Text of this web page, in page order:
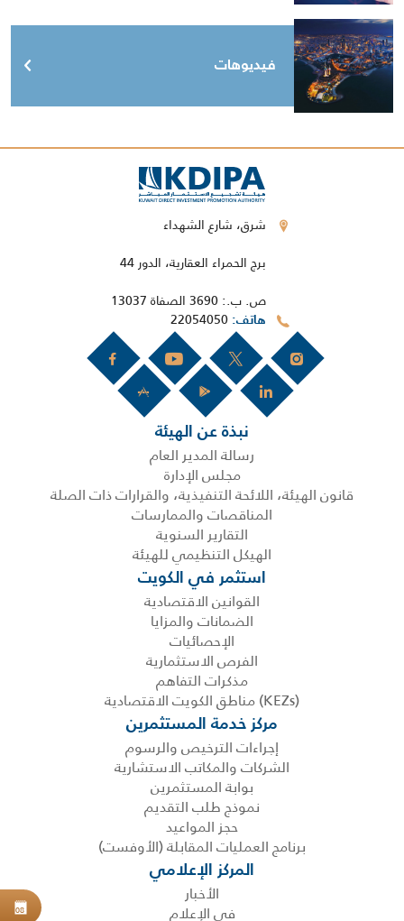
فيديوهات
شرق، شارع الشهداء
برج الحمراء العقارية، الدور 44
ص. ب.: 3690 الصفاة 13037
هاتف
نبذة عن الهيئة
رسالة المدير العام
مجلس الإدارة
قانون الهيئة، اللائحة التنفيذية، والقرارات ذات الصلة
المناقصات والممارسات
التقارير السنوية
الهيكل التنظيمي للهيئة
استثمر في الكويت
القوانين الاقتصادية
الضمانات والمزايا
الإحصائيات
الفرص الاستثمارية
مذكرات التفاهم
(KEZs) مناطق الكويت الاقتصادية
مركز خدمة المستثمرين
إجراءات الترخيص والرسوم
الشركات والمكاتب الاستشارية
بوابة المستثمرين
نموذج طلب التقديم
حجز المواعيد
برنامج العمليات المقابلة (الأوفست)
المركز الإعلامي
الأخبار
في الإعلام
08